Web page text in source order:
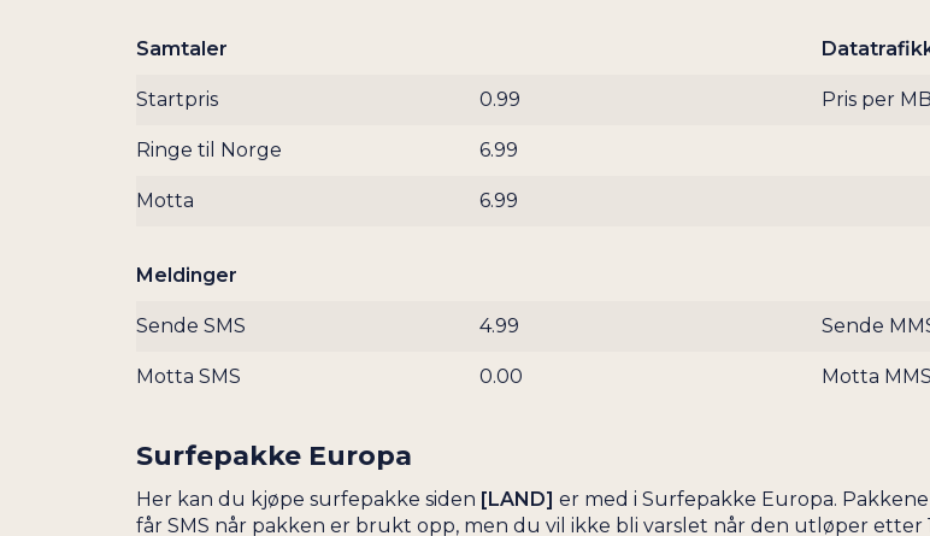
FORENTE ARABISKE EMIRATER
GUADELOUPE
Samtaler
Startpris 0.99 Pris per MB
Ringe til Norge 6.99
Motta 6.99
Meldinger
Sende SMS 4.99 Sende
Motta SMS 0.00 Motta MMS
Surfepakke Europa
Her kan du kjøpe surfepakke siden [LAND] er med i Surfepakke Europa.
får SMS når pakken er brukt opp, men du vil ikke bli varslet når den utløper